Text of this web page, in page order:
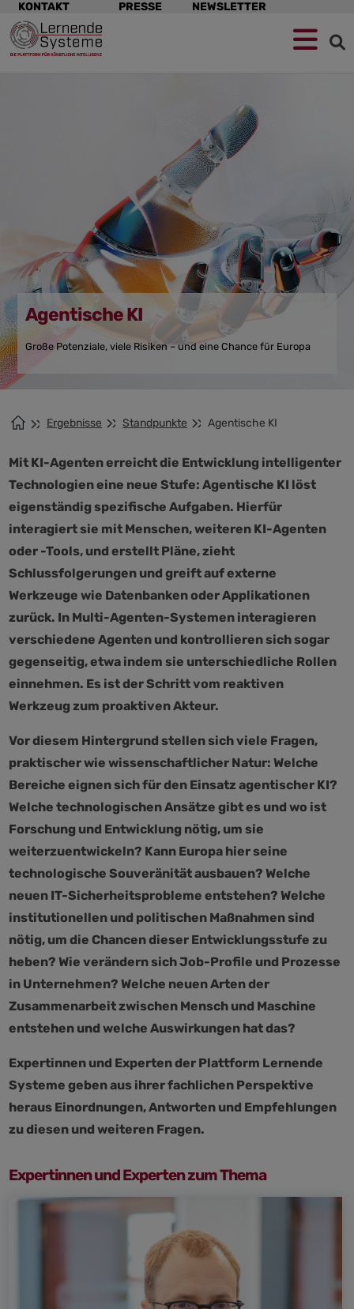
Zur
Navigation
springen
Zum
Hauptinhalt
springen
Zum
Footer
springen
Navigation
überspringen
KONTAKT PRESSE NEWSLETTER
Agentische KI
Große Potenziale, viele Risiken – und eine Chance für Europa
Ergebnisse Standpunkte Agentische KI
Mit KI-Agenten erreicht die Entwicklung intelligenter
Technologien eine neue Stufe: Agentische KI löst
eigenständig spezifische Aufgaben. Hierfür
interagiert sie mit Menschen, weiteren KI-Agenten
oder -Tools, und erstellt Pläne, zieht
Schlussfolgerungen und greift auf externe
Werkzeuge wie Datenbanken oder Applikationen
zurück. In Multi-Agenten-Systemen interagieren
verschiedene Agenten und kontrollieren sich sogar
gegenseitig, etwa indem sie unterschiedliche Rollen
einnehmen. Es ist der Schritt vom reaktiven
Werkzeug zum proaktiven Akteur.
Vor diesem Hintergrund stellen sich viele Fragen,
praktischer wie wissenschaftlicher Natur: Welche
Bereiche eignen sich für den Einsatz agentischer KI?
Welche technologischen Ansätze gibt es und wo ist
Forschung und Entwicklung nötig, um sie
weiterzuentwickeln? Kann Europa hier seine
technologische Souveränität ausbauen? Welche
neuen IT-Sicherheitsprobleme entstehen? Welche
institutionellen und politischen Maßnahmen sind
nötig, um die Chancen dieser Entwicklungsstufe zu
heben? Wie verändern sich Job-Profile und Prozesse
in Unternehmen? Welche neuen Arten der
Zusammenarbeit zwischen Mensch und Maschine
entstehen und welche Auswirkungen hat das?
Expertinnen und Experten der Plattform Lernende
Systeme geben aus ihrer fachlichen Perspektive
heraus Einordnungen, Antworten und Empfehlungen
zu diesen und weiteren Fragen.
Expertinnen und Experten zum Thema